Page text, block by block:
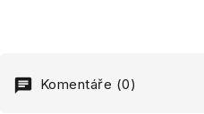
Komentáře (0)